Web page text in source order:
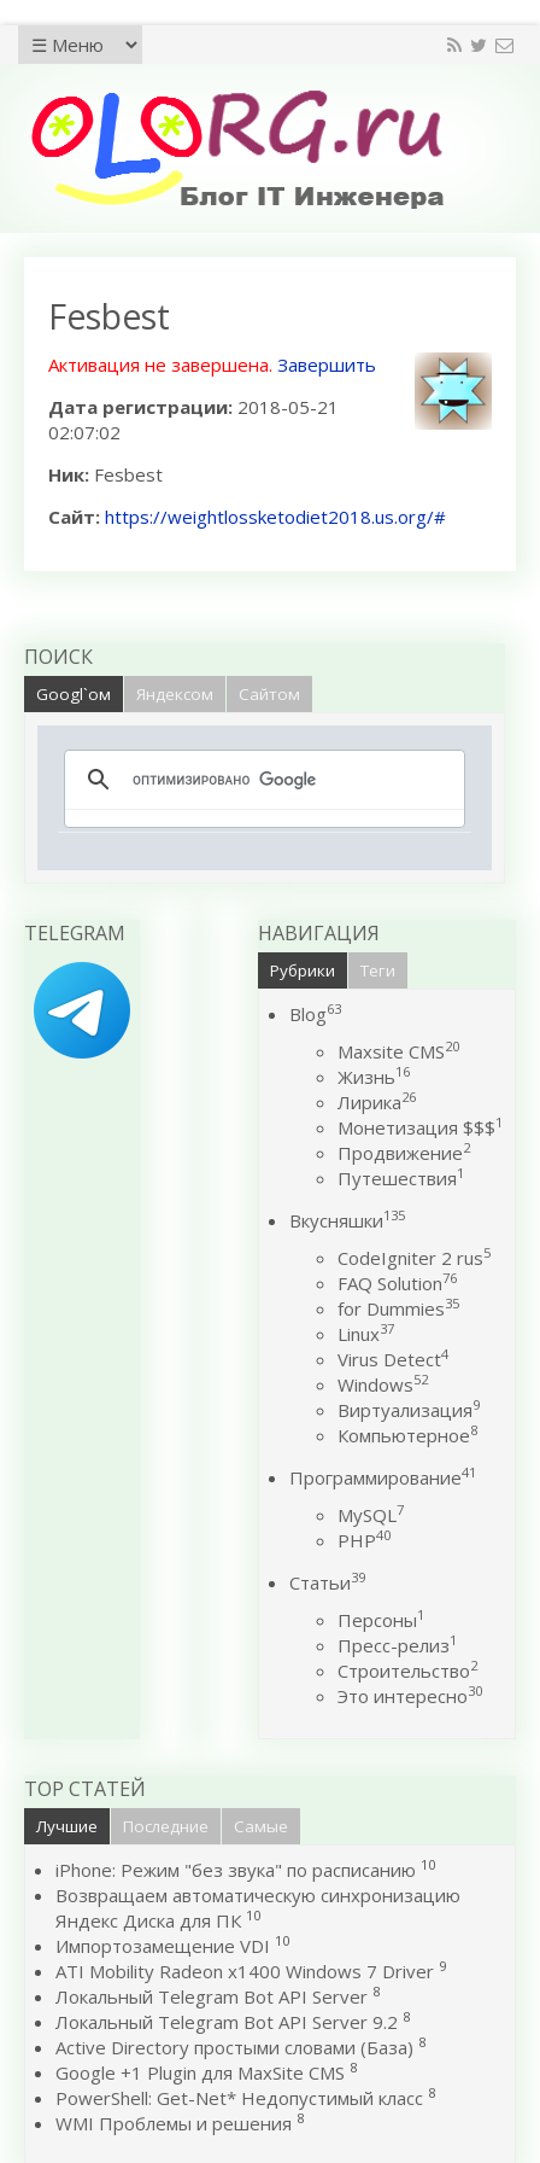
Fesbest
Активация не завершена. Завершить
Дата регистрации: 2018-05-21
02:07:02
Ник: Fesbest
Сайт: https://weightlossketodiet2018.us.org/#
ПОИСК
Googl`ом Яндексом Сайтом
TELEGRAM НАВИГАЦИЯ
Рубрики Теги
Blog63
Maxsite CMS20
Жизнь16
Лирика26
Монетизация $$$1
Продвижение2
Путешествия1
Вкусняшки135
CodeIgniter 2 rus5
FAQ Solution76
for Dummies35
Linux37
Virus Detect4
Windows52
Виртуализация9
Компьютерное8
Программирование41
MySQL7
PHP40
Статьи39
Персоны1
Пресс-релиз1
Строительство2
Это интересно30
TOP СТАТЕЙ
Лучшие Последние Самые
iPhone: Режим "без звука" по расписанию 10
Возвращаем автоматическую синхронизацию
Яндекс Диска для ПК 10
Импортозамещение VDI 10
ATI Mobility Radeon x1400 Windows 7 Driver 9
Локальный Telegram Bot API Server 8
Локальный Telegram Bot API Server 9.2 8
Active Directory простыми словами (База) 8
Google +1 Plugin для MaxSite CMS 8
PowerShell: Get-Net* Недопустимый класс 8
WMI Проблемы и решения 8